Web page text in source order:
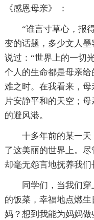
《感恩母亲》 ：
“谁言寸草心，报
变的话题，多少文人
说过：“世界上的一切
个人的生命都是母亲
难之时。在我看来，
片安静平和的天空；
的避风港。
十多年前的某一天
了这美丽的世界上。
却毫无怨言地抚养我们
同学们，当我们
的饭菜，幸福地点燃
妈？想到我能为妈妈